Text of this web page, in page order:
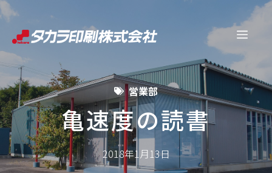
コ
ン
へ
ス
キ
プ
メ
ュ
ー
営業部
亀速度の読書
2018年1月13日